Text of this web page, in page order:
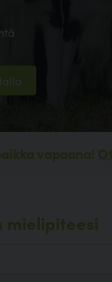
vapaana!
mielipiteesi